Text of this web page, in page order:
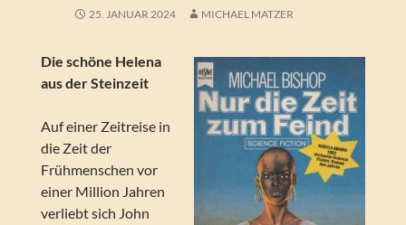
25. JANUAR 2024 MICHAEL MATZER
Die schöne Helena
aus der Steinzeit
Auf einer Zeitreise in
die Zeit der
Frühmenschen vor
einer Million Jahren
verliebt sich John